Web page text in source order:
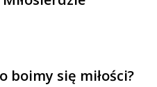
boimy się miłości?